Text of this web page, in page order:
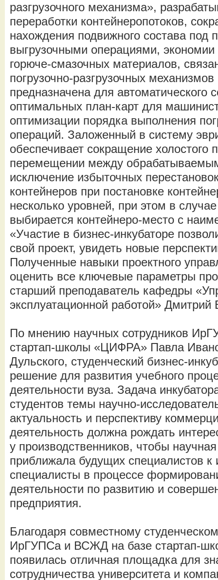
разгрузочного механизма»,
переработки контейнеропотоков,
нахождения подвижного состава под
выгрузочными операциями, экономии
горюче-смазочных материалов,
погрузочно-разгрузочных
предназначена для автоматического
оптимальных план-карт для
оптимизации порядка выполнения
операций. Заложенный в систему
обеспечивает сокращение холостого
перемещении между
исключение избыточных
контейнеров при постановке
несколько уровней, при этом в
выбирается контейнеро-место с
«Участие в бизнес-инкубаторе
свой проект, увидеть новые
Полученные навыки проектного
оценить все ключевые параметры
старший преподаватель кафедры
эксплуатационной работой» Дмитрий
По мнению научных сотрудников
стартап-школы «ЦИФРА» Павла
Дульского, студенческий бизнес-
решение для развития учебного
деятельности вуза. Задача
студентов темы научно-
актуальность и перспективу
деятельность должна рождать
у производственников, чтобы
приближала будущих специалистов к
специалисты в процессе
деятельности по развитию и
предприятия.
Благодаря совместному
ИрГУПСа и ВСЖД на базе стартап-
появилась отличная площадка для
сотрудничества университета и